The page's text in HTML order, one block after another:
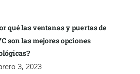
qué las ventanas y puertas de
son las mejores opciones
3, 2023